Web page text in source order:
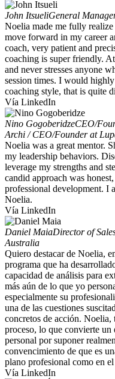
John ItsueliGeneral
Noelia made me fully
move forward in my career
coach, very patient and
coaching is super friendly.
and never stresses anyone
session times. I would
coaching style, that is quite
Vía LinkedIn
Nino GogoberidzeCEO/
Archi / CEO/Founder at
Noelia was a great mentor.
my leadership behaviors.
leverage my strengths and
candid approach was
professional development. I
Noelia.
Vía LinkedIn
Daniel MaiaDirector of
Australia
Quiero destacar de Noelia,
programa que ha
capacidad de análisis para
más aún de lo que yo
especialmente su
una de las cuestiones
concretos de acción. Noelia,
proceso, lo que convierte
personal por suponer
convencimiento de que es
plano profesional como en
Vía LinkedIn